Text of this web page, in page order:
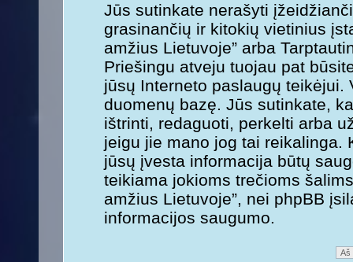
Jūs sutinkate nerašyti
grasinančių ir kitokių vietinius
amžius Lietuvoje” arba
Priešingu atveju tuojau pat
jūsų Interneto paslaugų
duomenų bazę. Jūs sutinkate,
ištrinti, redaguoti, perkelti arba
jeigu jie mano jog tai reikalinga.
jūsų įvesta informacija būtų
teikiama jokioms trečioms
amžius Lietuvoje”, nei phpBB
informacijos saugumo.